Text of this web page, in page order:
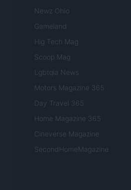
Newz Ohio
Gameland
Hig Tech Mag
Scoop Mag
Lgbtqia News
Motors Magazine 365
Day Travel 365
Home Magazine 365
Cineverse Magazine
SecondHomeMagazine